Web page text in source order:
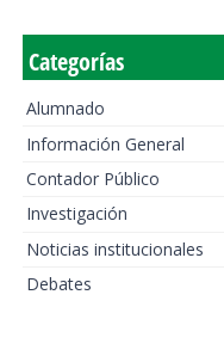
Categorías
Alumnado
Información General
Contador Público
Investigación
Noticias institucionales
Debates